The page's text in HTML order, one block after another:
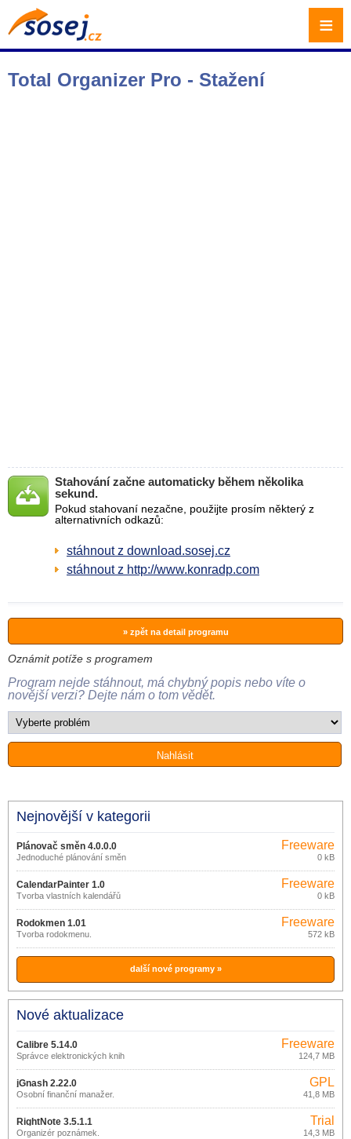
Total Organizer Pro - Stažení
Stahování začne automaticky během několika
sekund.
Pokud stahovaní nezačne, použijte prosím některý z
alternativních odkazů:
stáhnout z download.sosej.cz
stáhnout z http://www.konradp.com
» zpět na detail programu
Oznámit potíže s programem
Program nejde stáhnout, má chybný popis nebo víte o
novější verzi? Dejte nám o tom vědět.
Nejnovější v kategorii
Plánovač směn 4.0.0.0
Jednoduché plánování směn
Freeware
0 kB
CalendarPainter 1.0
Tvorba vlastních kalendářů
Freeware
0 kB
Rodokmen 1.01
Tvorba rodokmenu.
Freeware
572 kB
další nové programy »
Nové aktualizace
Calibre 5.14.0
Správce elektronických knih
Freeware
124,7 MB
jGnash 2.22.0
Osobní finanční manažer.
GPL
41,8 MB
RightNote 3.5.1.1
Organizér poznámek.
Trial
14,3 MB
≡